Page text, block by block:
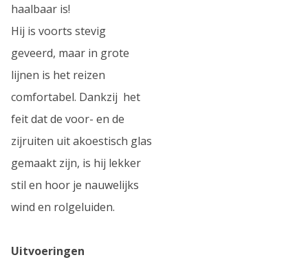
haalbaar is!
Hij is voorts stevig
geveerd, maar in grote
lijnen is het reizen
comfortabel. Dankzij het
feit dat de voor- en de
zijruiten uit akoestisch glas
gemaakt zijn, is hij lekker
stil en hoor je nauwelijks
wind en rolgeluiden.
Uitvoeringen